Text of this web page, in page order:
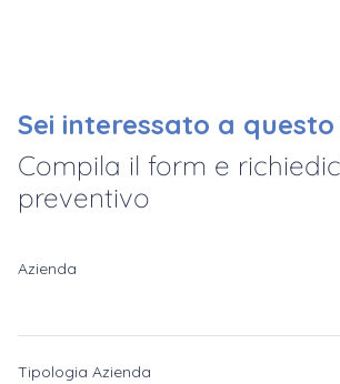
Sei interessato a
Compila il form e
preventivo
Azienda
Tipologia Azienda